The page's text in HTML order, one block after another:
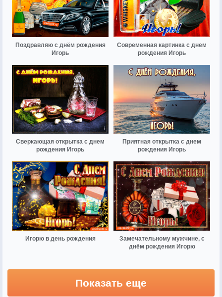
Поздравляю с днём рождения
Игорь
Современная картинка с днем
рождения Игорь
Сверкающая открытка с днем
рождения Игорь
Приятная открытка с днем
рождения Игорь
Игорю в день рождения
Замечательному мужчине, с
днём рождения Игорю
Показать еще